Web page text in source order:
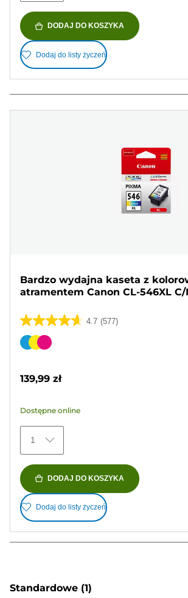
DODAJ DO KOSZYKA
Dodaj do listy życzeń
Bardzo wydajna kaseta z
atramentem Canon CL-546XL C/
4.7 (577)
4.7
na
577
Wkład
139,99 zł
Dostępne online
1
DODAJ DO KOSZYKA
Dodaj do listy życzeń
Standardowe (1)